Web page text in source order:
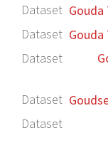
Dataset Gouda
Dataset
Dataset
Dataset
Dataset